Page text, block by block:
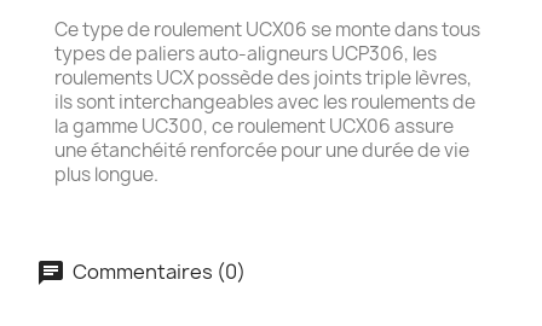
Ce type de roulement UCX06 se monte dans tous
types de paliers auto-aligneurs UCP306, les
roulements UCX possède des joints triple lèvres,
ils sont interchangeables avec les roulements de
la gamme UC300, ce roulement UCX06 assure
une étanchéité renforcée pour une durée de vie
plus longue.
Commentaires (0)